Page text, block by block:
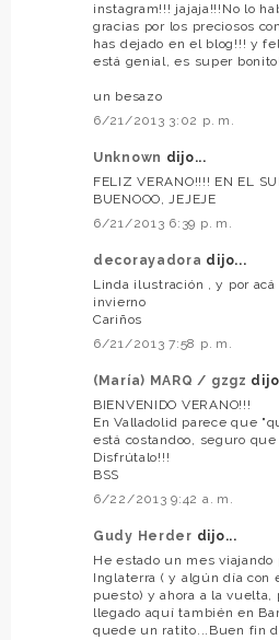
instagram!!! jajaja!!!No lo
gracias por los preciosos
has dejado en el blog!!! y
está genial, es super bonito!
un besazo
6/21/2013 3:02 p. m.
Unknown dijo...
FELIZ VERANO!!!! EN EL
BUENOOO, JEJEJE
6/21/2013 6:39 p. m.
decorayadora dijo...
Linda ilustración , y por
invierno
Cariños
6/21/2013 7:58 p. m.
(María) MARQ / gzgz
BIENVENIDO VERANO!!!
En Valladolid parece que
está costandoo, seguro
Disfrútalo!!!
BSS
6/22/2013 9:42 a. m.
Gudy Herder dijo...
He estado un mes viajando
Inglaterra ( y algún día con
puesto) y ahora a la vuelta,
llegado aquí también en
quede un ratito...Buen fin